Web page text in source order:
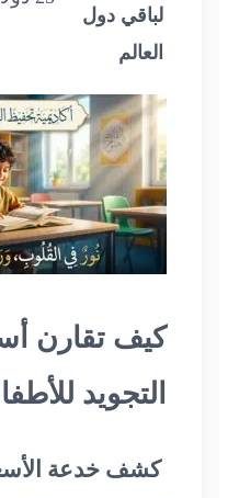
لباقي دول
العالم
كيف تقارن
التجويد
كشف خدعة